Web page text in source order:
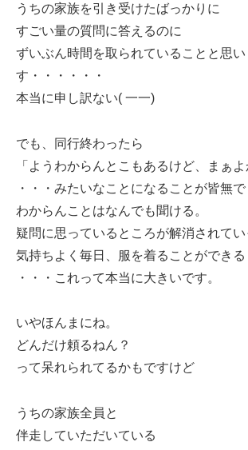
うちの家族を引き受けたばっかりに
すごい量の質問に答えるのに
ずいぶん時間を取られていることと思い
す・・・・・・
本当に申し訳ない( 一一)
でも、同行終わったら
「ようわからんとこもあるけど、まぁよ
・・・みたいなことになることが皆無で
わからんことはなんでも聞ける。
疑問に思っているところが解消されてい
気持ちよく毎日、服を着ることができる
・・・これって本当に大きいです。
いやほんまにね。
どんだけ頼るねん？
って呆れられてるかもですけど
うちの家族全員と
伴走していただいている